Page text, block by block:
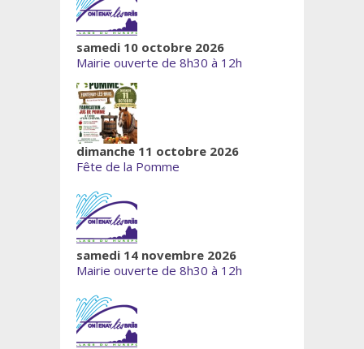
samedi 10 octobre 2026
Mairie ouverte de 8h30 à 12h
dimanche 11 octobre 2026
Fête de la Pomme
samedi 14 novembre 2026
Mairie ouverte de 8h30 à 12h